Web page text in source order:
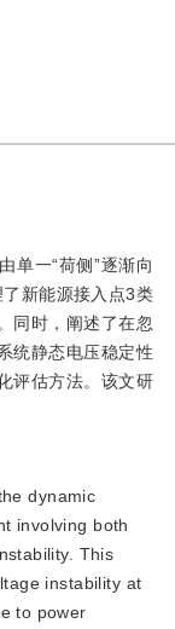
单一“荷侧”逐渐向
新能源接入点3类
同时，阐述了在忽
统静态电压稳定性
评估方法。该文研
dynamic
involving both
This
instability at
to power